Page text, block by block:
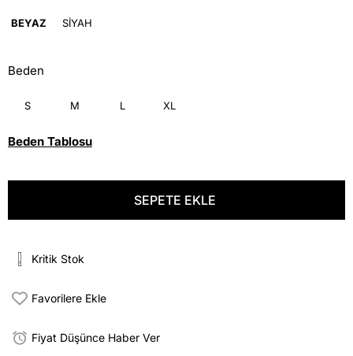
BEYAZ SİYAH
Beden
S M L XL
Beden Tablosu
Kritik Stok
Favorilere Ekle
Fiyat Düşünce Haber Ver